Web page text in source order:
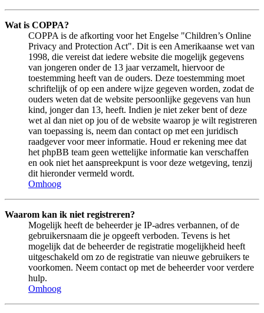
Wat is COPPA?
COPPA is de afkorting voor het Engelse "Children’s Online
Privacy and Protection Act". Dit is een Amerikaanse wet van
1998, die vereist dat iedere website die mogelijk gegevens
van jongeren onder de 13 jaar verzamelt, hiervoor de
toestemming heeft van de ouders. Deze toestemming moet
schriftelijk of op een andere wijze gegeven worden, zodat de
ouders weten dat de website persoonlijke gegevens van hun
kind, jonger dan 13, heeft. Indien je niet zeker bent of deze
wet al dan niet op jou of de website waarop je wilt registreren
van toepassing is, neem dan contact op met een juridisch
raadgever voor meer informatie. Houd er rekening mee dat
het phpBB team geen wettelijke informatie kan verschaffen
en ook niet het aanspreekpunt is voor deze wetgeving, tenzij
dit hieronder vermeld wordt.
Omhoog
Waarom kan ik niet registreren?
Mogelijk heeft de beheerder je IP-adres verbannen, of de
gebruikersnaam die je opgeeft verboden. Tevens is het
mogelijk dat de beheerder de registratie mogelijkheid heeft
uitgeschakeld om zo de registratie van nieuwe gebruikers te
voorkomen. Neem contact op met de beheerder voor verdere
hulp.
Omhoog